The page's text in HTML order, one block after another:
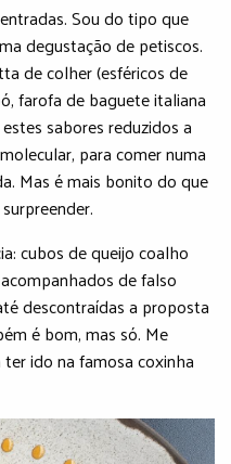
Sou do tipo que
degustação de petiscos.
de colher (esféricos de
farofa de baguete italiana
sabores reduzidos a
para comer numa
Mas é mais bonito do que
cubos de queijo coalho
de falso
descontraídas a proposta
é bom, mas só. Me
ido na famosa coxinha